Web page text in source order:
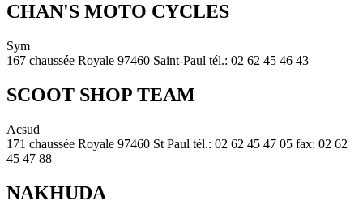
CHAN'S MOTO CYCLES
Sym
167 chaussée Royale 97460 Saint-Paul tél.: 02 62 45 46 43
SCOOT SHOP TEAM
Acsud
171 chaussée Royale 97460 St Paul tél.: 02 62 45 47 05 fax: 02 62
45 47 88
NAKHUDA